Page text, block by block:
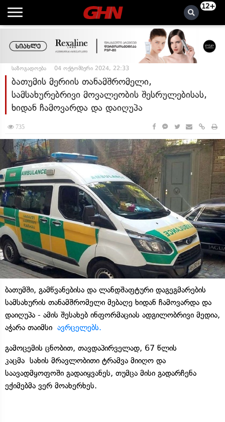
12+
საზოგადოება 04 ოქტომბერი 2024, 22:33
ბათუმის მერიის თანამშრომელი,
სამსახურებრივი მოვალეობის შესრულებისას,
ხიდან ჩამოვარდა და დაიღუპა
735
ბათუმში, გამწვანებისა და ლანდშაფტური დაგეგმარების
სამსახურის თანამშრომელი მებაღე ხიდან ჩამოვარდა და
დაიღუპა - ამის შესახებ ინფორმაციას ადგილობრივი მედია,
აჭარა თაიმსი ავრცელებს.
გამოცემის ცნობით, თავდაპირველად, 67 წლის
კაცმა სახის მრავლობითი ტრამვა მიიღო და
საავადმყოფოში გადაიყვანეს, თუმცა მისი გადარჩენა
ექიმებმა ვერ მოახერხეს.